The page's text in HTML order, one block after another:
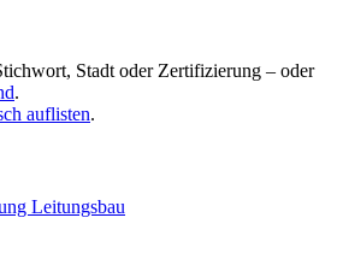
Stadt oder Zertifizierung – oder
.
auflisten.